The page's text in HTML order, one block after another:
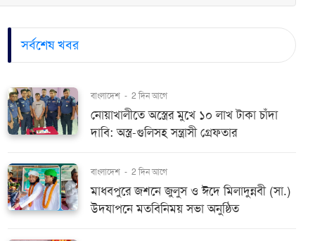
সর্বশেষ খবর
বাংলাদেশ - 2 দিন আগে
নোয়াখালীতে অস্ত্রের মুখে ১০ লাখ টাকা চাঁদা
দাবি: অস্ত্র-গুলিসহ সন্ত্রাসী গ্রেফতার
বাংলাদেশ - 2 দিন আগে
মাধবপুরে জশনে জুলুস ও ঈদে মিলাদুন্নবী (সা.)
উদযাপনে মতবিনিময় সভা অনুষ্ঠিত